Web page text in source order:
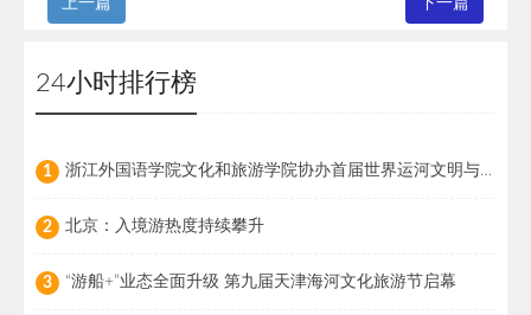
上一篇 下一篇
24小时排行榜
1 浙江外国语学院文化和旅游学院协办首届世界运河文明与诗歌国际论坛
2 北京：入境游热度持续攀升
3 “游船+”业态全面升级 第九届天津海河文化旅游节启幕